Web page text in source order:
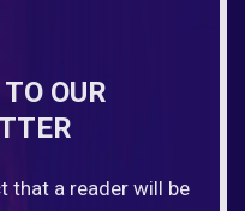
OUR
that a reader will be